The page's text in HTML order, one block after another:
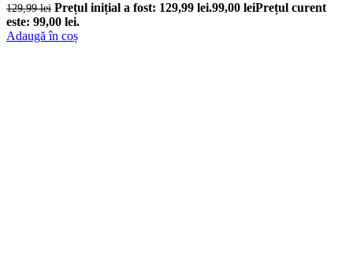
129,99lei Prețul inițial a fost: 129,99 lei.99,00 leiPrețul curent
este: 99,00 lei.
Adaugă în coș